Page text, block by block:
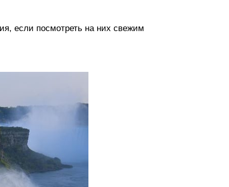
если посмотреть на них свежим